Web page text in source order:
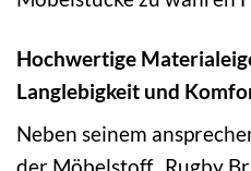
Hochwertige
Langlebigkeit und
Neben seinem